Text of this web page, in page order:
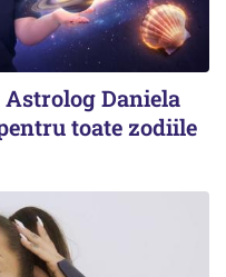
Astrolog Daniela
toate zodiile